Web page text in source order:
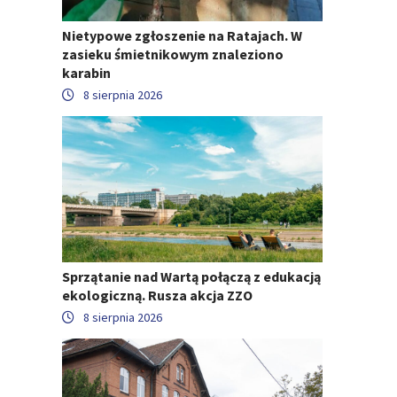
Nietypowe zgłoszenie na Ratajach. W
zasieku śmietnikowym znaleziono
karabin
8 sierpnia 2026
Sprzątanie nad Wartą połączą z edukacją
ekologiczną. Rusza akcja ZZO
8 sierpnia 2026